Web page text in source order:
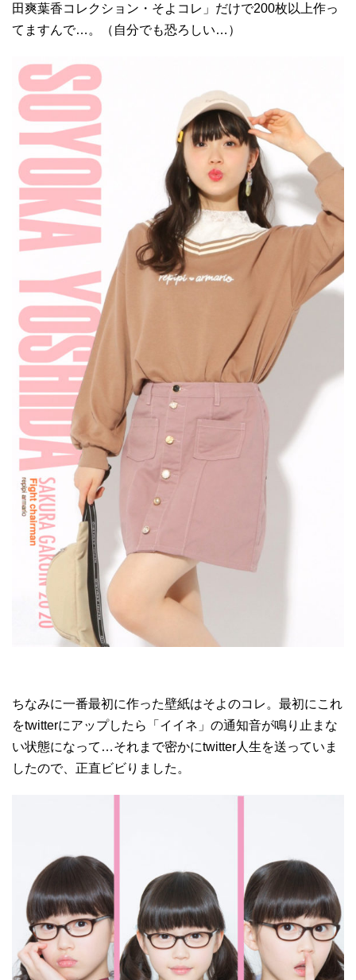
田爽葉香コレクション・そよコレ」だけで200枚以上作っ
てますんで…。（自分でも恐ろしい…）
ちなみに一番最初に作った壁紙はそよのコレ。最初にこれ
をtwitterにアップしたら「イイネ」の通知音が鳴り止まな
い状態になって…それまで密かにtwitter人生を送っていま
したので、正直ビビりました。